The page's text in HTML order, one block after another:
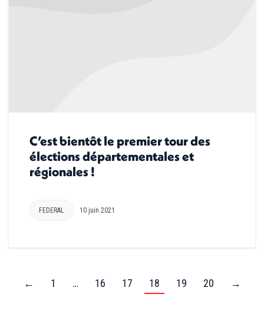
C’est bientôt le premier tour des
élections départementales et
régionales !
FEDERAL 10 juin 2021
← 1 … 16 17 18 19 20 →